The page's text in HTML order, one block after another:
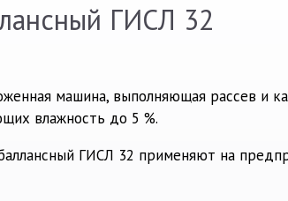
ГИСЛ 32
машина, выполняющая рассев и
влажность до 5 %.
ГИСЛ 32 применяют на